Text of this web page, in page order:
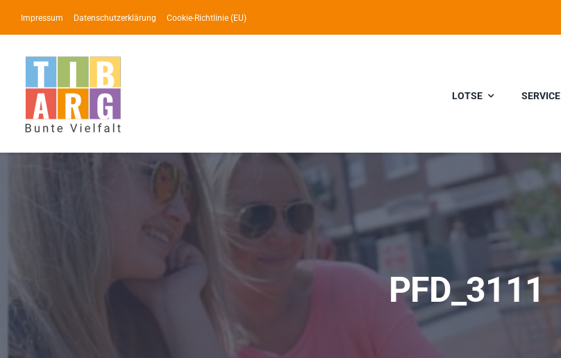
Inhalt
springen
Impressum Datenschutzerklärung Cookie-Richtlinie (EU)
LOTSE SERVICE
PFD_3111